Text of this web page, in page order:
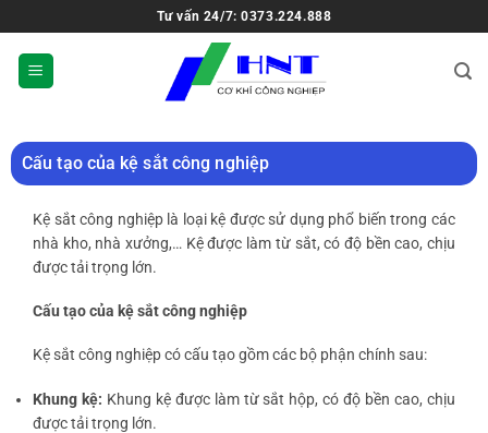
Tư vấn 24/7: 0373.224.888
Cấu tạo của kệ sắt công nghiệp
Kệ sắt công nghiệp là loại kệ được sử dụng phổ biến trong các
nhà kho, nhà xưởng,… Kệ được làm từ sắt, có độ bền cao, chịu
được tải trọng lớn.
Cấu tạo của kệ sắt công nghiệp
Kệ sắt công nghiệp có cấu tạo gồm các bộ phận chính sau:
Khung kệ: Khung kệ được làm từ sắt hộp, có độ bền cao, chịu
được tải trọng lớn.